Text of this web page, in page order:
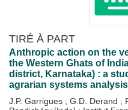
TIRÉ À PART
Anthropic action on the
the Western Ghats of
district, Karnataka) : a
agrarian systems analysis
J.P. Garrigues ; G.D. Derand ;